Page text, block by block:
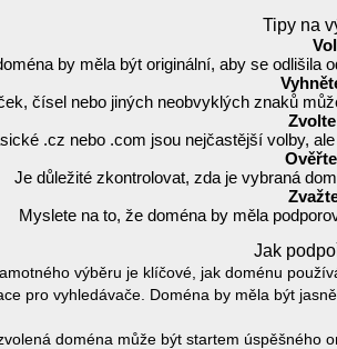
Tipy na
by měla být originální, aby se
čísel nebo jiných neobvyklých znaků
.cz nebo .com jsou nejčastější volby,
Je důležité zkontrolovat, zda je vybraná
Myslete na to, že doména by měla
Jak
výběru je klíčové, jak doménu
pro vyhledávače. Doména by měla být
doména může být startem úspěšného